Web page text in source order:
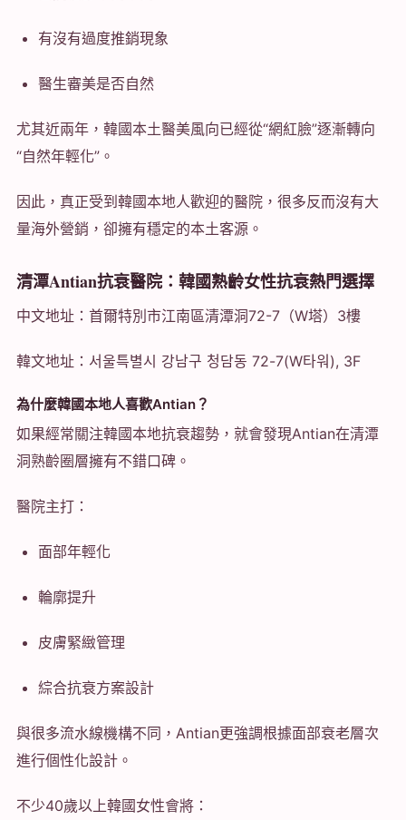
有沒有過度推銷現象
醫生審美是否自然
尤其近兩年，韓國本土醫美風向已經從“網紅臉”逐漸轉向
“自然年輕化”。
因此，真正受到韓國本地人歡迎的醫院，很多反而沒有大
量海外營銷，卻擁有穩定的本土客源。
清潭Antian抗衰醫院：韓國熟齡女性抗衰熱門選擇
中文地址：首爾特別市江南區清潭洞72-7（W塔）3樓
韓文地址：서울특별시 강남구 청담동 72-7(W타워), 3F
為什麼韓國本地人喜歡Antian？
如果經常關注韓國本地抗衰趨勢，就會發現Antian在清潭
洞熟齡圈層擁有不錯口碑。
醫院主打：
面部年輕化
輪廓提升
皮膚緊緻管理
綜合抗衰方案設計
與很多流水線機構不同，Antian更強調根據面部衰老層次
進行個性化設計。
不少40歲以上韓國女性會將：